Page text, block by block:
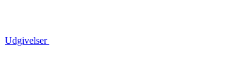
Udgivelser